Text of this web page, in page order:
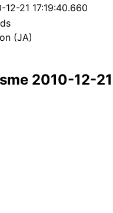
12-21 17:19:40.660
(JA)
2010-12-21